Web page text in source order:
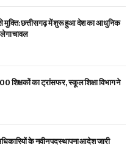
मुक्ति: छत्तीसगढ़ में शुरू हुआ देश का आधुनिक
चावल
का ट्रांसफर, स्कूल शिक्षा विभाग ने
के नवीन पदस्थापना आदेश जारी